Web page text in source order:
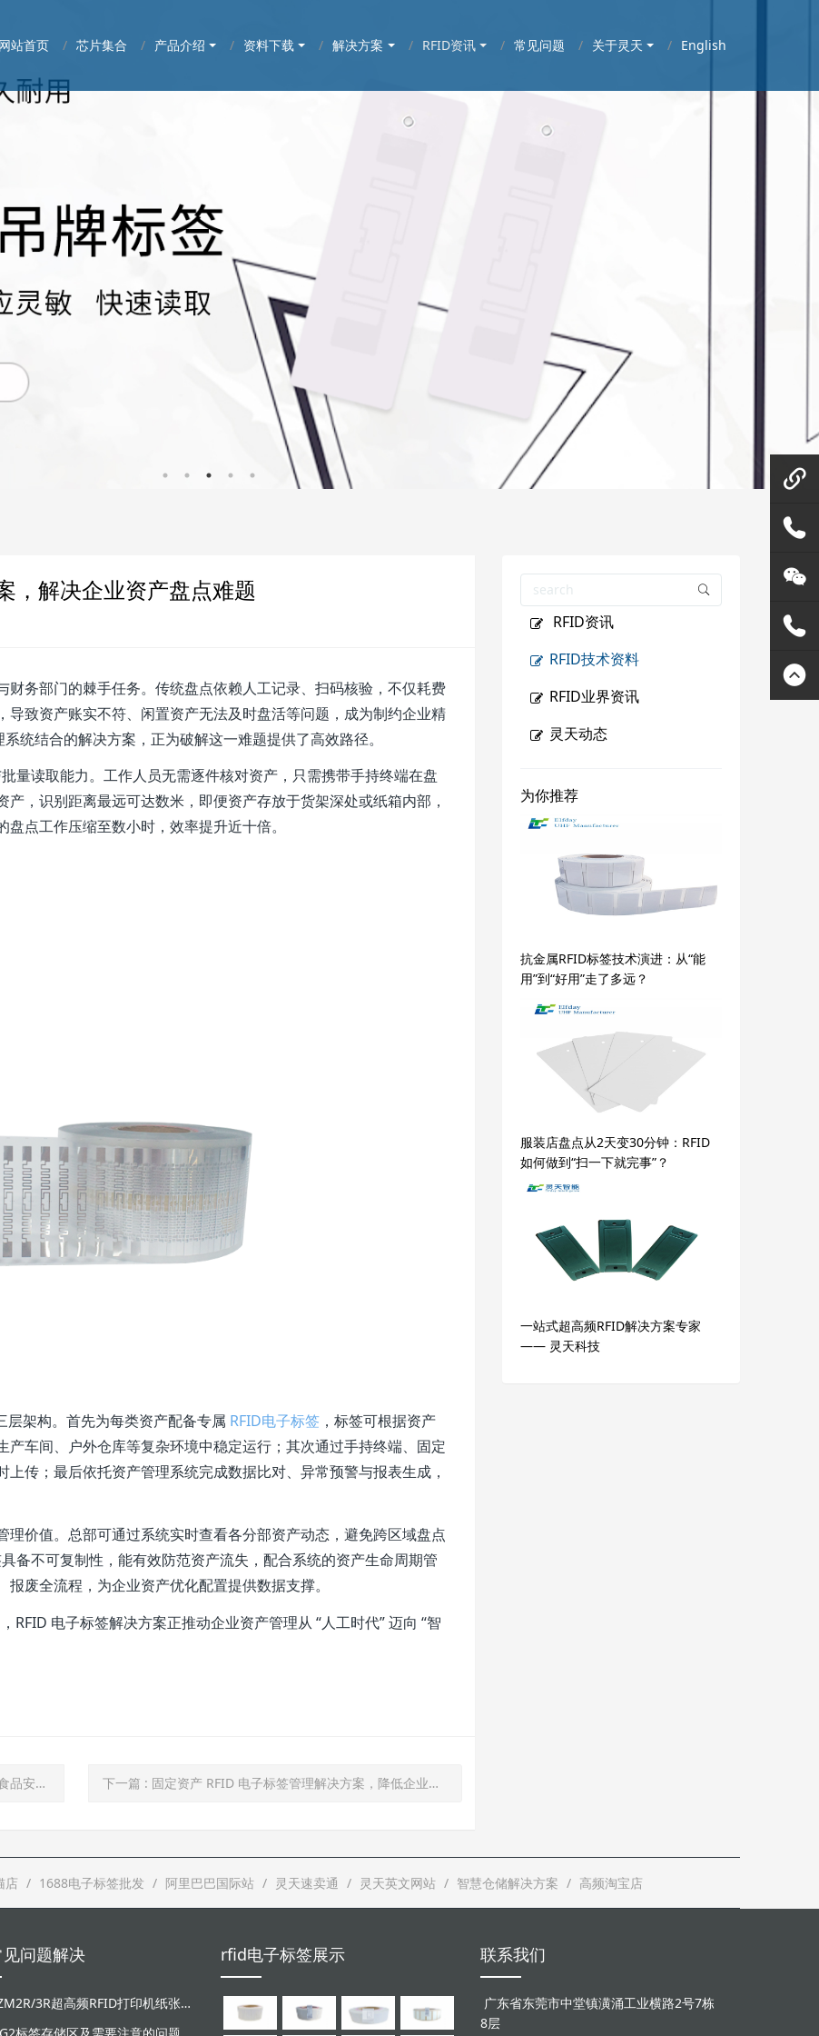
网站首页 芯片集合 产品介绍 资料下载 解决方案 RFID资讯 常见问题 关于灵天 English
，解决企业资产盘点难题
务部门的棘手任务。传统盘点依赖人工记录、扫码核验，不仅耗费
致资产账实不符、闲置资产无法及时盘活等问题，成为制约企业精
统结合的解决方案，正为破解这一难题提供了高效路径。
量读取能力。工作人员无需逐件核对资产，只需携带手持终端在盘
，识别距离最远可达数米，即便资产存放于货架深处或纸箱内部，
点工作压缩至数小时，效率提升近十倍。
层架构。首先为每类资产配备专属 RFID电子标签 ，标签可根据资产
车间、户外仓库等复杂环境中稳定运行；其次通过手持终端、固定
传；最后依托资产管理系统完成数据比对、异常预警与报表生成，
价值。总部可通过系统实时查看各分部资产动态，避免跨区域盘点
备不可复制性，能有效防范资产流失，配合系统的资产生命周期管
废全流程，为企业资产优化配置提供数据支撑。
RFID 电子标签解决方案正推动企业资产管理从 “人工时代” 迈向 “智
任链​ 下一篇 : 固定资产 RFID 电子标签管理解决方案，降低企业资产损耗
RFID资讯
RFID技术资料
RFID业界资讯
灵天动态
为你推荐
抗金属RFID标签技术演进：从“能
用”到“好用”走了多远？
服装店盘点从2天变30分钟：RFID
如何做到“扫一下就完事”？
一站式超高频RFID解决方案专家
—— 灵天科技
店 1688电子标签批发 阿里巴巴国际站 灵天速卖通 灵天英文网站 智慧仓储解决方案 高频淘宝店
问题解决
LT-ZM2R/3R超高频RFID打印机纸张和碳带安装视频
rfid电子标签展示 联系我们
广东省东莞市中堂镇潢涌工业横路2号7栋
8层
微信在
线咨询
158144
80455
灵天公
众号
400807